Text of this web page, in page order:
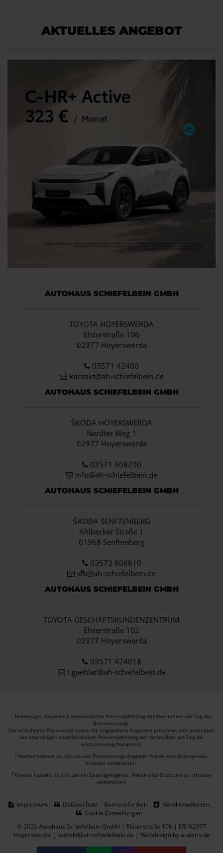
AKTUELLES ANGEBOT
AUTOHAUS SCHIEFELBEIN GMBH
TOYOTA HOYERSWERDA
Elsterstraße 106
02977 Hoyerswerda
03571 42400
kontakt@ah-schiefelbein.de
AUTOHAUS SCHIEFELBEIN GMBH
ŠKODA HOYERSWERDA
Nardter Weg 1
02977 Hoyerswerda
03571 608200
info@ah-schiefelbein.de
AUTOHAUS SCHIEFELBEIN GMBH
ŠKODA SENFTENBERG
Ahlbecker Straße 1
01968 Senftenberg
03573 808810
sfb@ah-schiefelbein.de
AUTOHAUS SCHIEFELBEIN GMBH
TOYOTA GESCHÄFTSKUNDENZENTRUM
Elsterstraße 102
02977 Hoyerswerda
03571 424018
t.gaebler@ah-schiefelbein.de
1 Ehemaliger Neupreis (Unverbindliche Preisempfehlung des Herstellers am Tag der
Erstzulassung).
Der errechnete Preisvorteil sowie die angegebene Ersparnis errechnet sich gegenüber
der ehemaligen unverbindlichen Preisempfehlung des Herstellers am Tag der
Erstzulassung (Neupreis).
2 Hierbei handelt es sich um ein Finanzierungs-Angebot. Preise sind Bruttopreise.
Irrtümer vorbehalten.
3 Hierbei handelt es sich um ein Leasing-Angebot. Preise sind Bruttopreise. Irrtümer
vorbehalten.
Impressum Datenschutz Barrierefreiheit
Händlerwebsiten
Cookie Einstellungen
© 2026 Autohaus Schiefelbein GmbH | Elsterstraße 106 | DE-02977
Hoyerswerda | kontakt@ah-schiefelbein.de | Webdesign by audaris.de